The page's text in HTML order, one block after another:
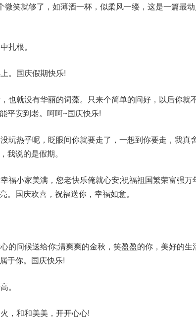
微笑就够了，如薄酒一杯，似柔风一缕，这是一篇最
扎根。
。国庆假期快乐!
也就没有华丽的词藻。只来个简单的问好，以后你就
平安到老。呵呵~国庆快乐!
玩热乎呢，眨眼间你就要走了，一想到你要走，我真
我说的是假期。
福小家美满，您老快乐俺就心安;祝福祖国繁荣富强万
国庆欢喜，祝福送你，幸福如意。
的问候送给你;清爽爽的金秋，笑盈盈的你，美好的生
于你。国庆快乐!
。
，和和美美，开开心心!